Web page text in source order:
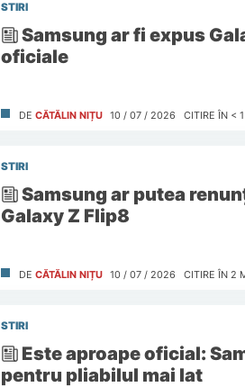
STIRI
Samsung ar fi expus
oficiale
DE CĂTĂLIN NIȚU 10 / 07 / 2026 CITIRE ÎN < 1
STIRI
Samsung ar putea
Galaxy Z Flip8
DE CĂTĂLIN NIȚU 10 / 07 / 2026 CITIRE ÎN 2
STIRI
Este aproape oficial:
pentru pliabilul mai lat